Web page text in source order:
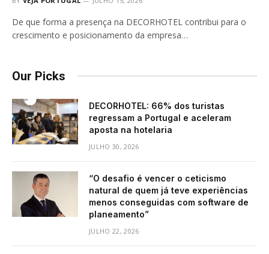
De que forma a presença na DECORHOTEL contribui para o
crescimento e posicionamento da empresa…
Our Picks
DECORHOTEL: 66% dos turistas
regressam a Portugal e aceleram
aposta na hotelaria
JULHO 30, 2026
“O desafio é vencer o ceticismo
natural de quem já teve experiências
menos conseguidas com software de
planeamento”
JULHO 22, 2026